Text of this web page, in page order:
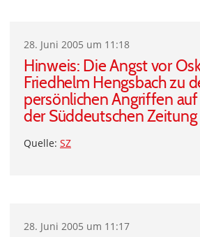
28. Juni 2005 um 11:18
Hinweis: Die Angst vor
Friedhelm Hengsbach zu
persönlichen Angriffen
der Süddeutschen Zeitung
Quelle: SZ
28. Juni 2005 um 11:17